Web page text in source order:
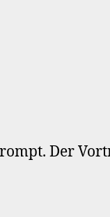
Der